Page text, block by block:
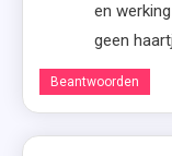
en
geen
Beantwoorden